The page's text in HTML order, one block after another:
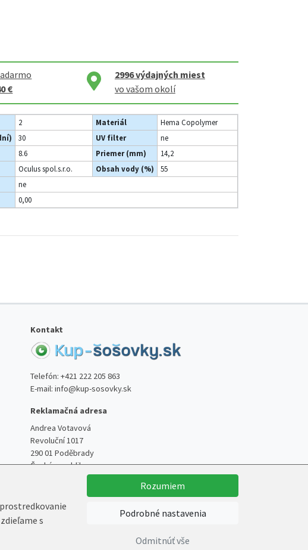
€
2996výdajných miest
vo vašom okolí
2 Materiál
Hema Copolymer
30 UV filter
ne
8.6 Priemer (mm)
14,2
Oculus spol.s.r.o. Obsah vody (%)
55
ne
0,00
Kontakt
Telefón: +421 222 205 863
E-mail: info@kup-sosovky.sk
Reklamačná adresa
Andrea Votavová
Revoluční 1017
290 01 Poděbrady
Česká republika
s
Rozumiem
Podrobné nastavenia
Odmitnúť vše